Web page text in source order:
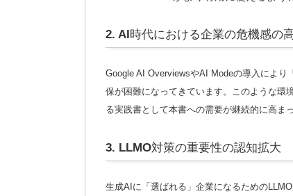
2. AI時代における企業の危機感の
Google AI OverviewsやAI Modeの導入によ
保が困難になってきています。このような環
る実践書として本書への需要が継続的に高ま
3. LLMO対策の重要性の認知拡大
生成AIに「選ばれる」企業になるための